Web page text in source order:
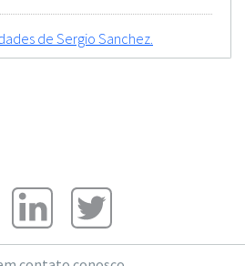
de Sergio Sanchez.